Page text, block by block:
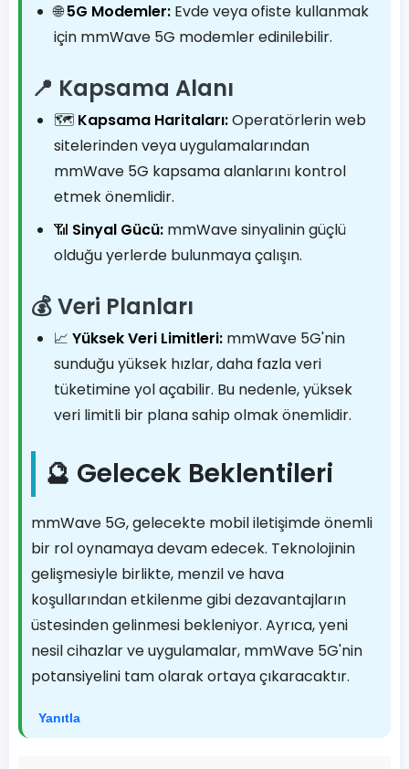
🌐5G Modemler: Evde veya ofiste kullanmak
için mmWave 5G modemler edinilebilir.
📍 Kapsama Alanı
🗺️ Kapsama Haritaları:Operatörlerin web
sitelerinden veya uygulamalarından
mmWave 5G kapsama alanlarını kontrol
etmek önemlidir.
📶 Sinyal Gücü: mmWave sinyalinin güçlü
olduğu yerlerde bulunmaya çalışın.
💰 Veri Planları
📈 Yüksek Veri Limitleri: mmWave 5G'nin
sunduğu yüksek hızlar, daha fazla veri
tüketimine yol açabilir. Bu nedenle, yüksek
veri limitli bir plana sahip olmak önemlidir.
🔮 Gelecek Beklentileri
mmWave 5G, gelecekte mobil iletişimde önemli
bir rol oynamaya devam edecek. Teknolojinin
gelişmesiyle birlikte, menzil ve hava
koşullarından etkilenme gibi dezavantajların
üstesinden gelinmesi bekleniyor. Ayrıca, yeni
nesil cihazlar ve uygulamalar, mmWave 5G'nin
potansiyelini tam olarak ortaya çıkaracaktır.
Yanıtla